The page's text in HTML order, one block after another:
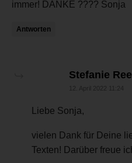
immer! DANKE ???? Sonja
Antworten
Stefanie
12. April 2022 11:24
Liebe Sonja,
vielen Dank für Deine
Texten! Darüber freue